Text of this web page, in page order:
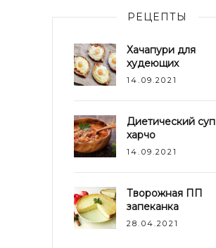
РЕЦЕПТЫ
Хачапури для
худеющих
14.09.2021
Диетический суп
харчо
14.09.2021
Творожная ПП
запеканка
28.04.2021